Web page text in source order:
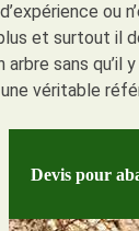
ou
et surtout il
sans qu’il
véritable
Devis pour